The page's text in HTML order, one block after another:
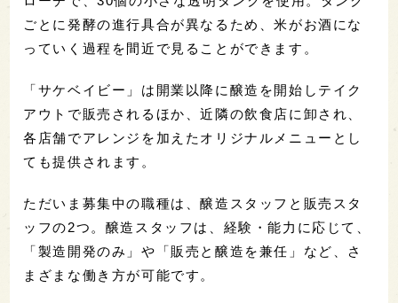
ごとに発酵の進行具合が異なるため、米がお酒にな
っていく過程を間近で見ることができます。
「サケベイビー」は開業以降に醸造を開始しテイク
アウトで販売されるほか、近隣の飲食店に卸され、
各店舗でアレンジを加えたオリジナルメニューとし
ても提供されます。
ただいま募集中の職種は、醸造スタッフと販売スタ
ッフの2つ。醸造スタッフは、経験・能力に応じて、
「製造開発のみ」や「販売と醸造を兼任」など、さ
まざまな働き方が可能です。